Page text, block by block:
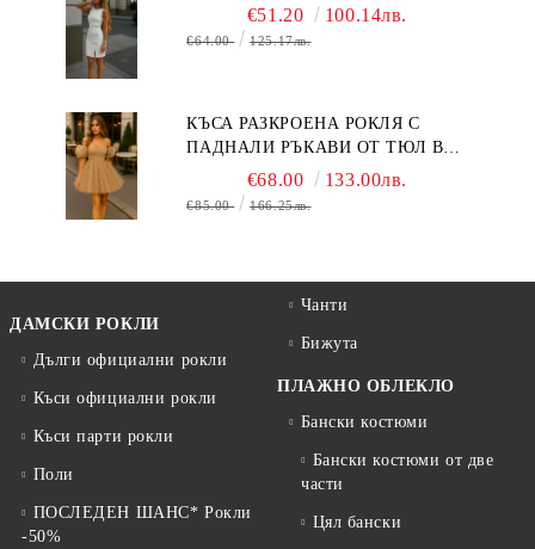
€51.20 100.14лв.
€64.00 125.17лв.
КЪСА РАЗКРОЕНА РОКЛЯ С
ПАДНАЛИ РЪКАВИ ОТ ТЮЛ В
БЕЖОВО€68.00 133.00лв.
€85.00 166.25лв.
ДАМСКИ РОКЛИ
Дълги официални рокли
Къси официални рокли
Къси парти рокли
Поли
ПОСЛЕДЕН ШАНС* Рокли
-50%
Чанти
Бижута
ПЛАЖНО ОБЛЕКЛО
Бански костюми
Бански костюми от две
части
Цял бански